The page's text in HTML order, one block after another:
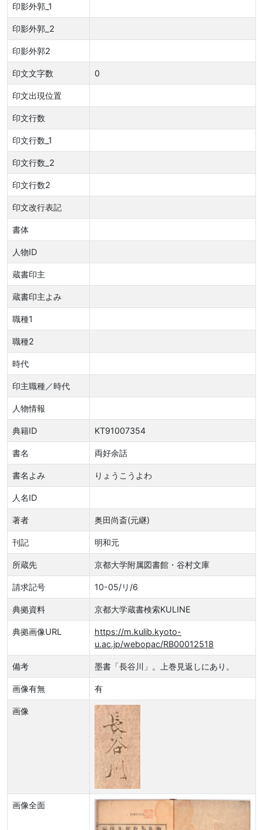
印影外郭_1
印影外郭_2
印影外郭2
印文文字数 0
印文出現位置
印文行数
印文行数_1
印文行数_2
印文行数2
印文改行表記
書体
人物ID
蔵書印主
蔵書印主よみ
職種1
職種2
時代
印主職種／時代
人物情報
典籍ID KT91007354
書名 両好余話
書名よみ りょうこうよわ
人名ID
著者 奥田尚斎(元継)
刊記 明和元
所蔵先 京都大学附属図書館・谷村文庫
請求記号 10-05/リ/6
典拠資料 京都大学蔵書検索KULINE
典拠画像URL
https://m.kulib.kyoto-
u.ac.jp/webopac/RB00012518
備考 墨書「長谷川」。上巻見返しにあり。
画像有無 有
画像
画像全面